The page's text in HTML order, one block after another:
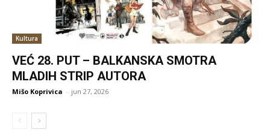
Kultura
VEĆ 28. PUT – BALKANSKA SMOTRA
MLADIH STRIP AUTORA
Mišo Koprivica - jun 27, 2026